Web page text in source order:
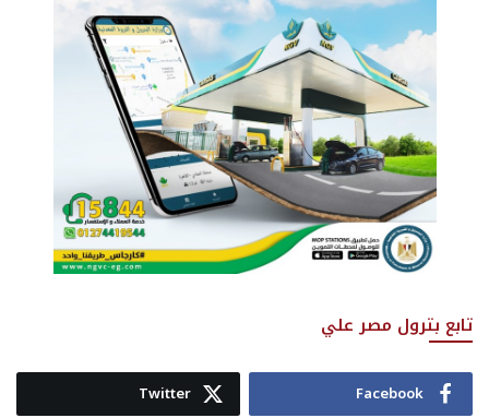
تابع بترول مصر علي
Facebook
Twitter